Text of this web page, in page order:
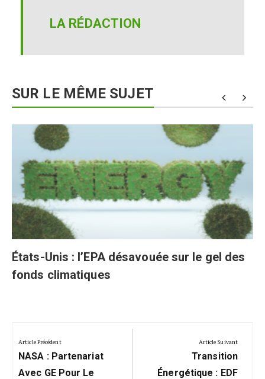
LA RÉDACTION
SUR LE MÊME SUJET
États-Unis : l’EPA désavouée sur le gel des
fonds climatiques
de
l’article
Article Précédent
Previous
Post:
NASA : Partenariat
Avec GE Pour Le
Article Suivant
Next
Post:
Transition
Énergétique : EDF